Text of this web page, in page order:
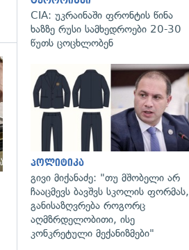
CIA: უკრაინაში ფრონტის წინა
ხაზზე რუსი სამხედროები 20-30
წუთს ცოცხლობენ
პოლიტიკა
გივი მიქანაძე: "თუ მშობელი არ
ჩააცმევს ბავშვს სკოლის ფორმას,
განისაზღვრება როგორც
აღმზრდელობითი, ისე
კონკრეტული მექანიზმები"